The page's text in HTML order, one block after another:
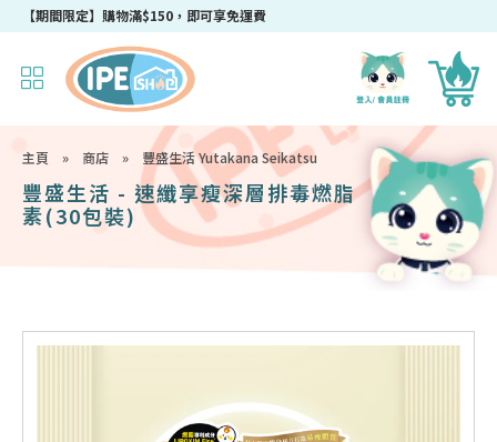
成為IPEshop會員，新會員即可獲得迎新$50購物優惠碼！
主頁 » 商店 » 豐盛生活 Yutakana Seikatsu
豐盛生活 - 速纖享瘦深層排毒燃脂
素(30包裝)